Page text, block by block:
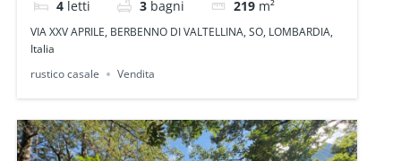
4 letti 3 bagni 219 m²
VIA XXV APRILE, BERBENNO DI VALTELLINA, SO, LOMBARDIA,
Italia
rustico casale
Vendita